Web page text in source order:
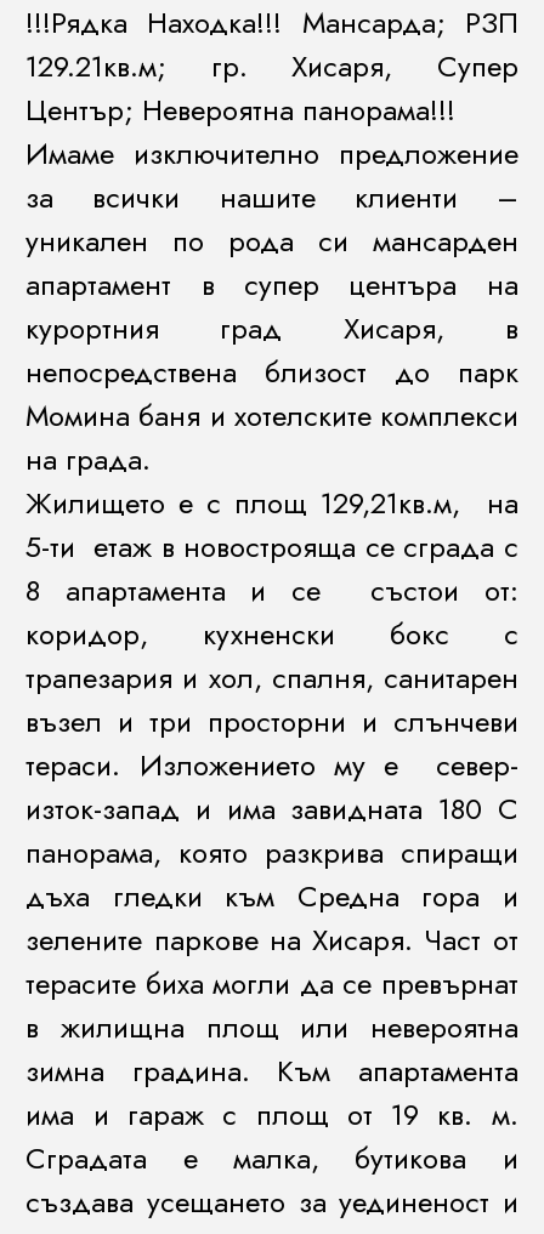
!!!Рядка Находка!!! Мансарда; РЗП
129.21кв.м; гр. Хисаря, Супер
Център; Невероятна панорама!!!
Имаме изключително предложение
за всички нашите клиенти –
уникален по рода си мансарден
апартамент в супер центъра на
курортния град Хисаря, в
непосредствена близост до парк
Момина баня и хотелските комплекси
на града.
Жилището е с площ 129,21кв.м, на
5-ти етаж в новострояща се сграда с
8 апартамента и се състои от:
коридор, кухненски бокс с
трапезария и хол, спалня, санитарен
възел и три просторни и слънчеви
тераси. Изложението му е север-
изток-запад и има завидната 180 C
панорама, която разкрива спиращи
дъха гледки към Средна гора и
зелените паркове на Хисаря. Част от
терасите биха могли да се превърнат
в жилищна площ или невероятна
зимна градина. Към апартамента
има и гараж с площ от 19 кв. м.
Сградата е малка, бутикова и
създава усещането за уединеност и